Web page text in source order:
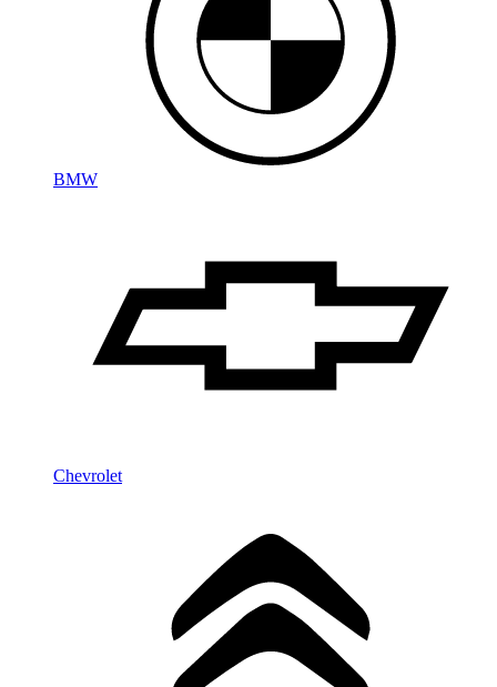
BMW
Chevrolet